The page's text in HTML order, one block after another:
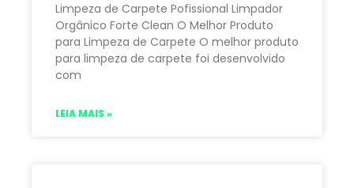
Limpeza de Carpete Pofissional Limpador
Orgânico Forte Clean O Melhor Produto
para Limpeza de Carpete O melhor produto
para limpeza de carpete foi desenvolvido
com
LEIA MAIS »